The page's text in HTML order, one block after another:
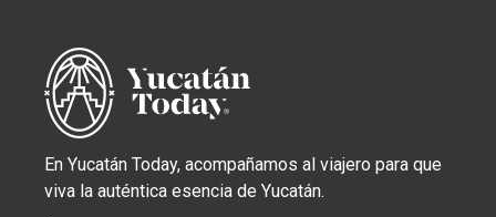
En Yucatán Today, acompañamos al viajero para que
viva la auténtica esencia de Yucatán.